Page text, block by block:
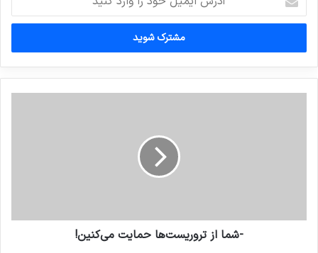
ایمیل
خود
وارد
کنید
‏-شما از تروریست‌ها حمایت می‌کنین!